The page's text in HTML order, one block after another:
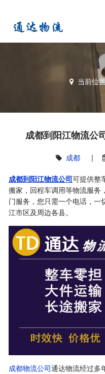
当前位
成都到阳江物流公
成都 |
成都到阳江物流公司可提供整
搬家，回程车调用等物流服务
门服务，您只需一个电话，一
江市区及周边各县。
成都物流公司通达物流经过多